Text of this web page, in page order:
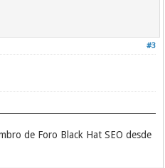
#3
de Foro Black Hat SEO desde